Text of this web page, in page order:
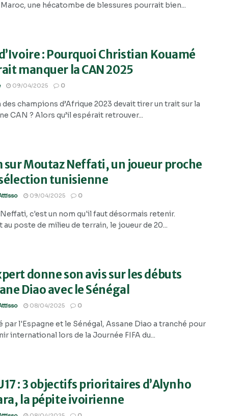
Maroc, une hécatombe de blessures pourrait bien...
: Pourquoi Christian Kouamé
manquer la CAN 2025
09/04/2025 0
des champions d’Afrique 2023 devait tirer un trait sur la
CAN ? Alors qu’il espérait retrouver...
sur Moutaz Neffati, un joueur proche
tunisienne
09/04/2025 0
c'est un nom qu'il faut désormais retenir.
au poste de milieu de terrain, le joueur de 20...
donne son avis sur les débuts
Diao avec le Sénégal
08/04/2025 0
par l'Espagne et le Sénégal, Assane Diao a tranché pour
international lors de la Journée FIFA du...
: 3 objectifs prioritaires d’Alynho
la pépite ivoirienne